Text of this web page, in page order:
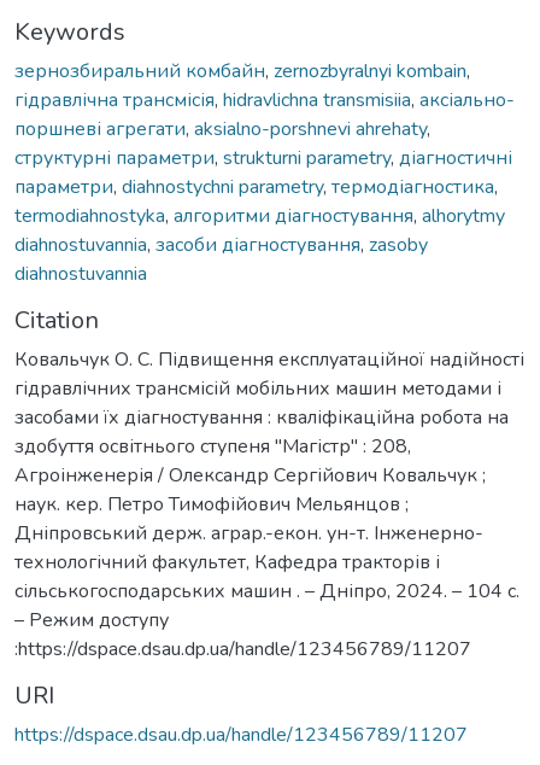
Keywords
зернозбиральний комбайн, zernozbyralnyi kombain,
гідравлічна трансмісія, hidravlichna transmisiia, аксіально-
поршневі агрегати, aksialno-porshnevi ahrehaty,
структурні параметри, strukturni parametry, діагностичні
параметри, diahnostychni parametry, термодіагностика,
termodiahnostyka, алгоритми діагностування, alhorytmy
diahnostuvannia, засоби діагностування, zasoby
diahnostuvannia
Citation
Ковальчук О. С. Підвищення експлуатаційної надійності
гідравлічних трансмісій мобільних машин методами і
засобами їх діагностування : кваліфікаційна робота на
здобуття освітнього ступеня "Магістр" : 208,
Агроінженерія / Олександр Сергійович Ковальчук ;
наук. кер. Петро Тимофійович Мельянцов ;
Дніпровський держ. аграр.-екон. ун-т. Інженерно-
технологічний факультет, Кафедра тракторів і
сільськогосподарських машин . – Дніпро, 2024. – 104 с.
– Режим доступу
:https://dspace.dsau.dp.ua/handle/123456789/11207
URI
https://dspace.dsau.dp.ua/handle/123456789/11207